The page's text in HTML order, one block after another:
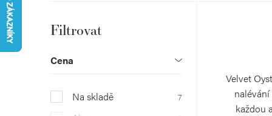
P
o
s
t
Cena
Na skladě 7
Velvet
každou